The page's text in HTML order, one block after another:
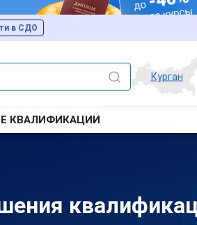
в СДО
Курган
КВАЛИФИКАЦИИ